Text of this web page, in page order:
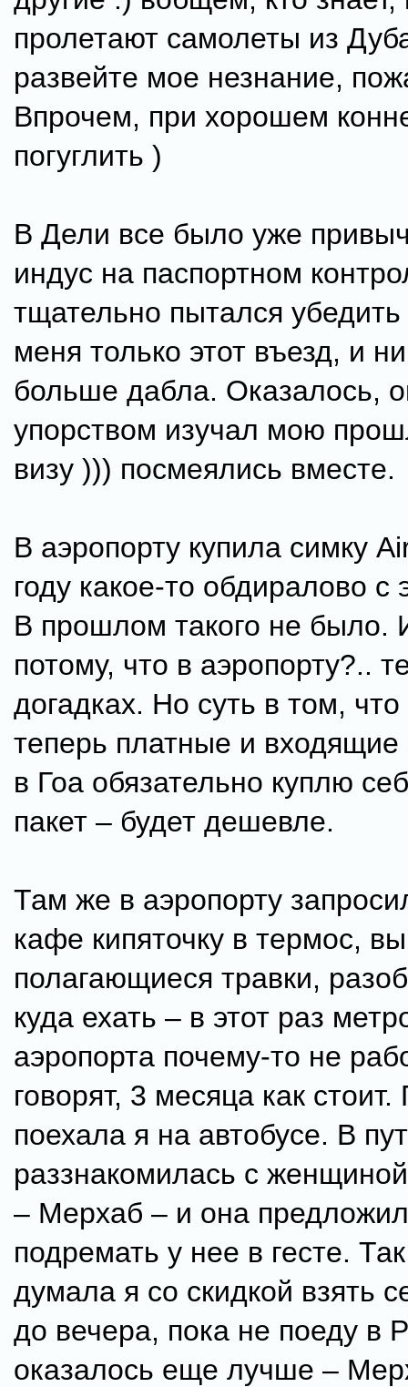
пролетают самолеты из
развейте мое незнание,
Впрочем, при хорошем
погуглить )
В Дели все было уже
индус на паспортном
тщательно пытался
меня только этот въезд, и
больше дабла. Оказалось,
упорством изучал мою
визу ))) посмеялись вместе.
В аэропорту купила симку
году какое-то обдиралово с
В прошлом такого не было.
потому, что в аэропорту?..
догадках. Но суть в том,
теперь платные и входящие
в Гоа обязательно куплю
пакет – будет дешевле.
Там же в аэропорту
кафе кипяточку в термос,
полагающиеся травки,
куда ехать – в этот раз
аэропорта почему-то не
говорят, 3 месяца как
поехала я на автобусе. В
раззнакомилась с
– Мерхаб – и она
подремать у нее в гесте.
думала я со скидкой взять
до вечера, пока не поеду в
оказалось еще лучше –